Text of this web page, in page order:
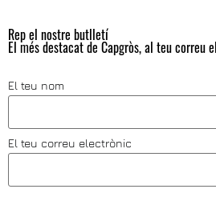
Rep el nostre butlletí
El més destacat de Capgròs, al teu correu
El teu nom
El teu correu electrònic